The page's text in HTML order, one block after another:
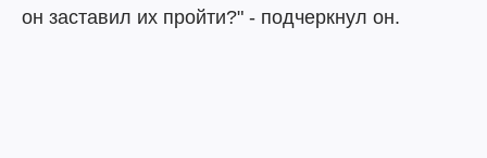
он заставил их пройти?" - подчеркнул он.